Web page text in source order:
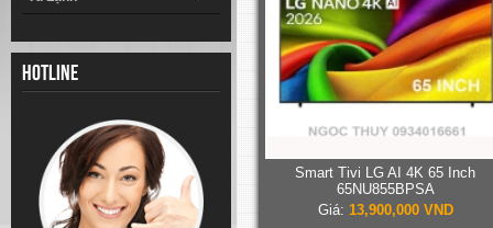
Hotline
Smart Tivi LG AI 4K 65 Inch
65NU855BPSA
Giá: 13,900,000 VND